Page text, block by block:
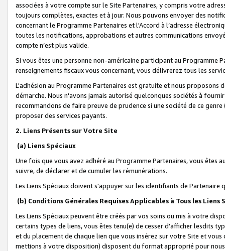
associées à votre compte sur le Site Partenaires, y compris votre
toujours complètes, exactes et à jour. Nous pouvons envoyer des
concernant le Programme Partenaires et l'Accord à l’adresse
toutes les notifications, approbations et autres communications
compte n’est plus valide.
Si vous êtes une personne non-américaine participant au
renseignements fiscaux vous concernant, vous délivrerez tous les
L'adhésion au Programme Partenaires est gratuite et nous proposons
démarche. Nous n'avons jamais autorisé quelconques sociétés à
recommandons de faire preuve de prudence si une société de ce
proposer des services payants.
2. Liens Présents sur Votre Site
(a) Liens Spéciaux
Une fois que vous avez adhéré au Programme Partenaires, vous êtes
suivre, de déclarer et de cumuler les rémunérations.
Les Liens Spéciaux doivent s'appuyer sur les identifiants de Partenaire
(b) Conditions Générales Requises Applicables à Tous les Liens
Les Liens Spéciaux peuvent être créés par vos soins ou mis à votre
certains types de liens, vous êtes tenu(e) de cesser d'afficher lesdits
et du placement de chaque lien que vous insérez sur votre Site et
mettions à votre disposition) disposent du format approprié pour